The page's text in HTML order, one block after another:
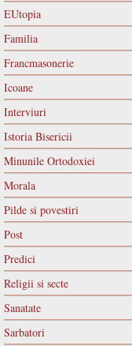
EUtopia
Familia
Francmasonerie
Icoane
Interviuri
Istoria Bisericii
Minunile Ortodoxiei
Morala
Pilde si povestiri
Post
Predici
Religii si secte
Sanatate
Sarbatori